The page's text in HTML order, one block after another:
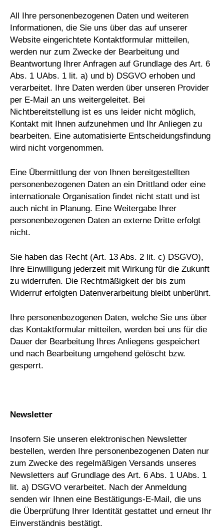
All Ihre personenbezogenen Daten und weiteren
Informationen, die Sie uns über das auf unserer
Website eingerichtete Kontaktformular mitteilen,
werden nur zum Zwecke der Bearbeitung und
Beantwortung Ihrer Anfragen auf Grundlage des Art. 6
Abs. 1 UAbs. 1 lit. a) und b) DSGVO erhoben und
verarbeitet. Ihre Daten werden über unseren Provider
per E-Mail an uns weitergeleitet. Bei
Nichtbereitstellung ist es uns leider nicht möglich,
Kontakt mit Ihnen aufzunehmen und Ihr Anliegen zu
bearbeiten. Eine automatisierte Entscheidungsfindung
wird nicht vorgenommen.
Eine Übermittlung der von Ihnen bereitgestellten
personenbezogenen Daten an ein Drittland oder eine
internationale Organisation findet nicht statt und ist
auch nicht in Planung. Eine Weitergabe Ihrer
personenbezogenen Daten an externe Dritte erfolgt
nicht.
Sie haben das Recht (Art. 13 Abs. 2 lit. c) DSGVO),
Ihre Einwilligung jederzeit mit Wirkung für die Zukunft
zu widerrufen. Die Rechtmäßigkeit der bis zum
Widerruf erfolgten Datenverarbeitung bleibt unberührt.
Ihre personenbezogenen Daten, welche Sie uns über
das Kontaktformular mitteilen, werden bei uns für die
Dauer der Bearbeitung Ihres Anliegens gespeichert
und nach Bearbeitung umgehend gelöscht bzw.
gesperrt.
Newsletter
Insofern Sie unseren elektronischen Newsletter
bestellen, werden Ihre personenbezogenen Daten nur
zum Zwecke des regelmäßigen Versands unseres
Newsletters auf Grundlage des Art. 6 Abs. 1 UAbs. 1
lit. a) DSGVO verarbeitet. Nach der Anmeldung
senden wir Ihnen eine Bestätigungs-E-Mail, die uns
die Überprüfung Ihrer Identität gestattet und erneut Ihr
Einverständnis bestätigt.